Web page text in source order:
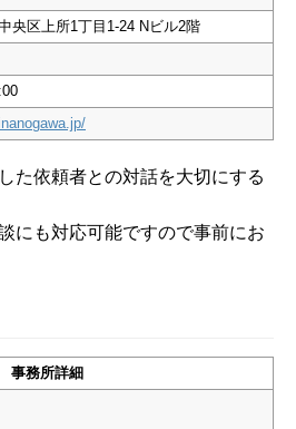
央区上所1丁目1-24 Nビル2階
た依頼者との対話を大切にする
にも対応可能ですので事前にお
事務所詳細